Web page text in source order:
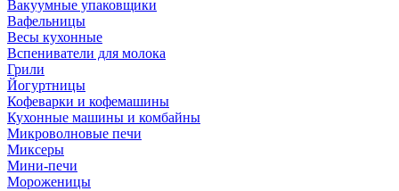
Вакуумные упаковщики
Вафельницы
Весы кухонные
Вспениватели для молока
Грили
Йогуртницы
Кофеварки и кофемашины
Кухонные машины и комбайны
Микроволновые печи
Миксеры
Мини-печи
Мороженицы